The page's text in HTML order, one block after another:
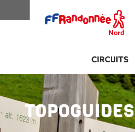
CIRCUITS
TOPOGUIDES